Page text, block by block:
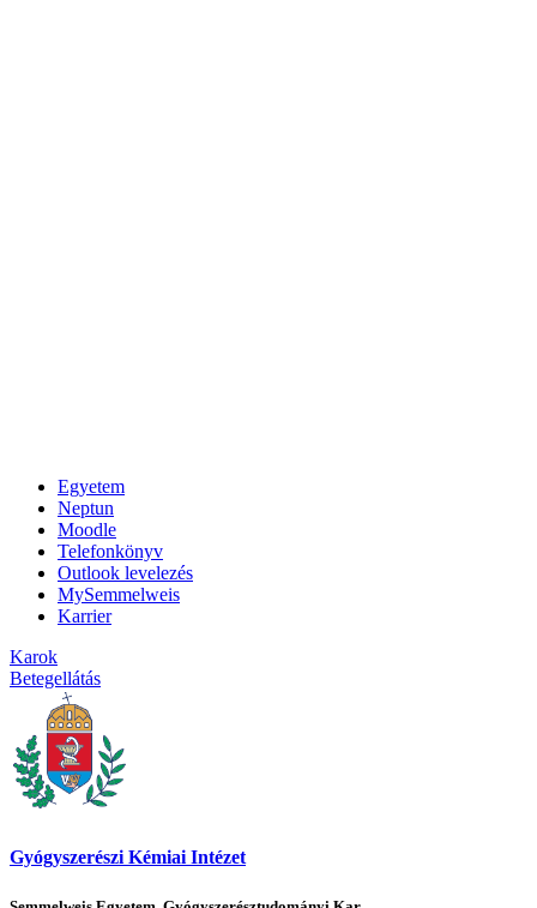
Egyetem
Neptun
Moodle
Telefonkönyv
Outlook levelezés
MySemmelweis
Karrier
Karok
Betegellátás
Gyógyszerészi Kémiai Intézet